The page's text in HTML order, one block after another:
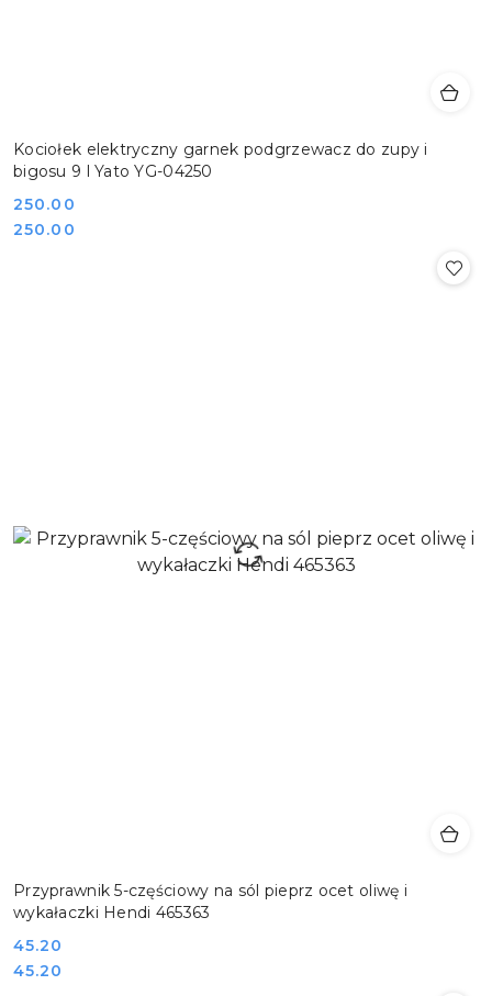
Kociołek elektryczny garnek podgrzewacz do zupy i
bigosu 9 l Yato YG-04250
Cena:
250.00
Cena:
250.00
Przyprawnik 5-częściowy na sól pieprz ocet oliwę i
wykałaczki Hendi 465363
Cena:
45.20
Cena:
45.20